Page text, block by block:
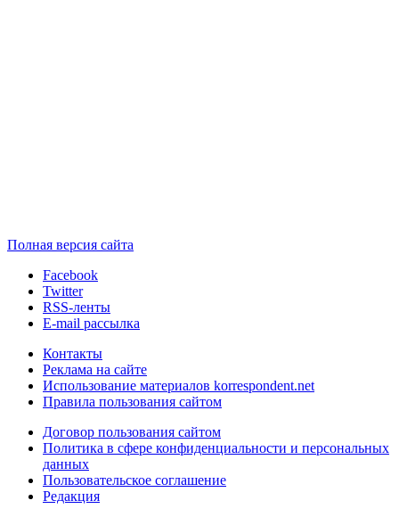
Полная версия сайта
Facebook
Twitter
RSS-ленты
E-mail рассылка
Контакты
Реклама на сайте
Использование материалов korrespondent.net
Правила пользования сайтом
Договор пользования сайтом
Политика в сфере конфиденциальности и персональных
данных
Пользовательское соглашение
Редакция